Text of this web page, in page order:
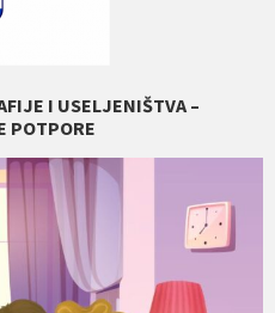
I USELJENIŠTVA –
POTPORE